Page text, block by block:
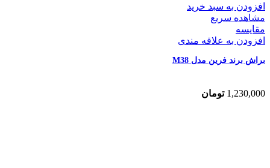
افزودن به سبد خرید
مشاهده سریع
مقایسه
افزودن به علاقه مندی
براش برند فرین مدل M38
1,230,000 تومان